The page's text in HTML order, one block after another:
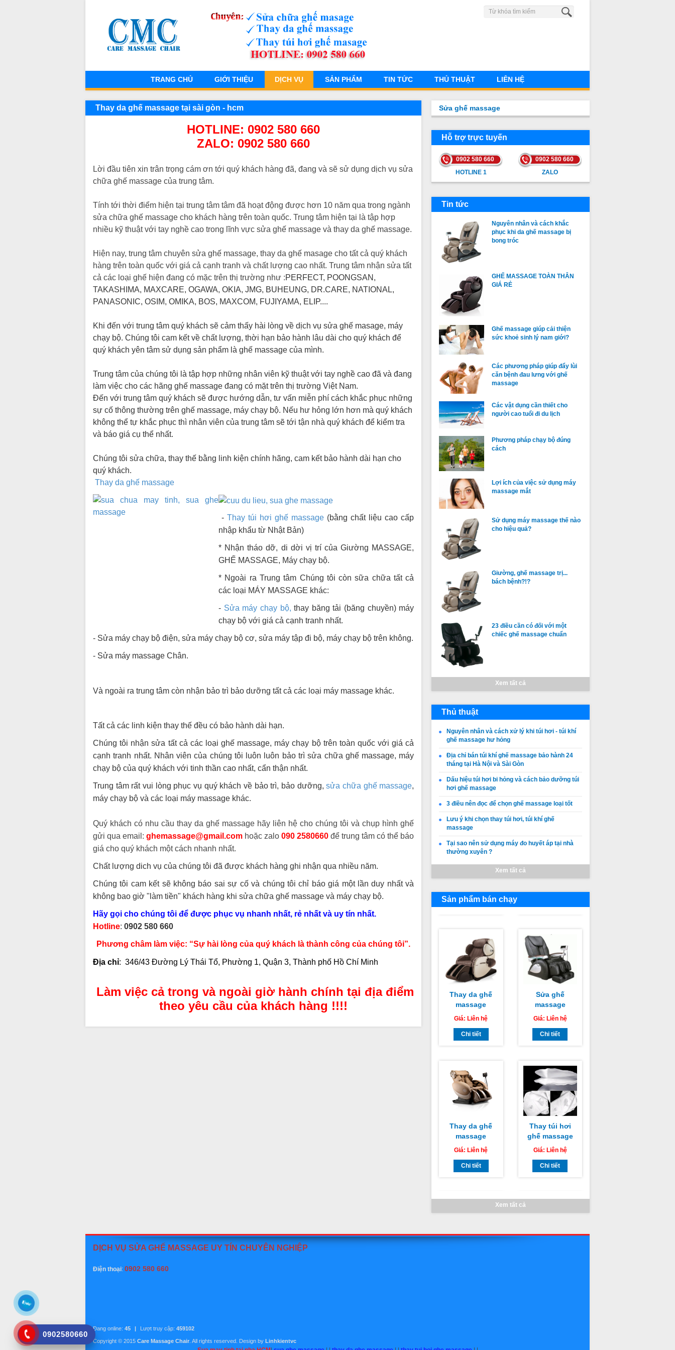
TRANG CHỦ GIỚI THIỆU DỊCH VỤ SẢN PHẨM TIN TỨC THỦ THUẬT LIÊN HỆ
Thay da ghế massage tại sài gòn - hcm
HOTLINE: 0902 580 660
ZALO: 0902 580 660
Lời đầu tiên xin trân trọng cám ơn tới quý khách hàng đã, đang và sẽ sử dụng dịch vụ sửa
chữa ghế massage của trung tâm.
Tính tới thời điểm hiện tại trung tâm tâm đã hoạt động được hơn 10 năm qua trong ngành
sửa chữa ghế massage cho khách hàng trên toàn quốc. Trung tâm hiện tại là tập hợp
nhiều kỹ thuật với tay nghề cao trong lĩnh vực sửa ghế massage và thay da ghế massage.
Hiện nay, trung tâm chuyên sửa ghế massage, thay da ghế masage cho tất cả quý khách
hàng trên toàn quốc với giá cả cạnh tranh và chất lượng cao nhất. Trung tâm nhận sửa tất
cả các loại ghế hiện đang có mặc trên thị trường như :PERFECT, POONGSAN,
TAKASHIMA, MAXCARE, OGAWA, OKIA, JMG, BUHEUNG, DR.CARE, NATIONAL,
PANASONIC, OSIM, OMIKA, BOS, MAXCOM, FUJIYAMA, ELIP....
Khi đến với trung tâm quý khách sẽ cảm thấy hài lòng về dịch vụ sửa ghế masage, máy
chạy bộ. Chúng tôi cam kết về chất lượng, thời hạn bảo hành lâu dài cho quý khách để
quý khách yên tâm sử dụng sản phẩm là ghế massage của mình.
Trung tâm của chúng tôi là tập hợp những nhân viên kỹ thuật với tay nghề cao đã và đang
làm việc cho các hãng ghế massage đang có mặt trên thị trường Việt Nam.
Đến với trung tâm quý khách sẽ được hướng dẫn, tư vấn miễn phí cách khắc phục những
sự cố thông thường trên ghế massage, máy chạy bộ. Nếu hư hỏng lớn hơn mà quý khách
không thể tự khắc phục thì nhân viên của trung tâm sẽ tới tận nhà quý khách để kiểm tra
và báo giá cụ thể nhất.
Chúng tôi sửa chữa, thay thế bằng linh kiện chính hãng, cam kết bảo hành dài hạn cho
quý khách.
Thay da ghế massage
-Thay túi hơi ghế massage (bằng chất liệu cao cấp
nhập khẩu từ Nhật Bản)
* Nhận tháo dỡ, di dời vị trí của Giường MASSAGE,
GHẾ MASSAGE, Máy chạy bộ.
* Ngoài ra Trung tâm Chúng tôi còn sữa chữa tất cả
các loại MÁY MASSAGE khác:
- Sửa máy chạy bộ, thay băng tải (băng chuyền) máy
chạy bộ với giá cả cạnh tranh nhất.
- Sửa máy chạy bộ điện, sửa máy chạy bộ cơ, sửa máy tập đi bộ, máy chạy bộ trên không.
- Sửa máy massage Chân.
Và ngoài ra trung tâm còn nhận bảo trì bảo dưỡng tất cả các loại máy massage khác.
Tất cả các linh kiện thay thế đều có bảo hành dài hạn.
Chúng tôi nhận sửa tất cả các loại ghế massage, máy chạy bộ trên toàn quốc với giá cả
cạnh tranh nhất. Nhân viên của chúng tôi luôn luôn bảo trì sửa chữa ghế massage, máy
chạy bộ của quý khách với tinh thần cao nhất, cẩn thận nhất.
Trung tâm rất vui lòng phục vụ quý khách về bảo trì, bảo dưỡng,sửa chữa ghế massage,
máy chạy bộ và các loại máy massage khác.
Quý khách có nhu cầu thay da ghế massage hãy liên hệ cho chúng tôi và chụp hình ghế
gửi qua email:ghemassage@gmail.com hoặc zalo090 2580660 để trung tâm có thể báo
giá cho quý khách một cách nhanh nhất.
Chất lượng dich vụ của chúng tôi đã được khách hàng ghi nhận qua nhiều năm.
Chúng tôi cam kết sẽ không báo sai sự cố và chúng tôi chỉ báo giá một lần duy nhất và
không bao giờ "làm tiền" khách hàng khi sửa chữa ghế massage và máy chạy bộ.
Hãy gọi cho chúng tôi để được phục vụ nhanh nhất, rẻ nhất và uy tín nhất.
Hotline: 0902 580 660
Phương châm làm việc: “Sự hài lòng của quý khách là thành công của chúng tôi”.
Địa chỉ: 346/43 Đường Lý Thái Tổ, Phường 1, Quận 3, Thành phố Hồ Chí Minh
Làm việc cả trong và ngoài giờ hành chính tại địa điểm
theo yêu cầu của khách hàng !!!!
Sửa ghế massage
Hỗ trợ trực tuyến
0902 580 660
HOTLINE 1
HOTLINE 1
0902 580 660
ZALO
ZALO
Tin tức
Nguyên nhân và cách khắc
phục khi da ghế massage bị
bong tróc
GHẾ MASSAGE TOÀN THÂN
GIÁ RẺ
Ghế massage giúp cải thiện
sức khoẻ sinh lý nam giới?
Các phương pháp giúp đẩy lùi
căn bệnh đau lưng với ghế
massage
Các vật dụng cần thiết cho
người cao tuổi đi du lịch
Phương pháp chạy bộ đúng
cách
Lợi ích của việc sử dụng máy
massage mắt
Sử dụng máy massage thế nào
cho hiệu quả?
Giường, ghế massage trị...
bách bệnh?!?
23 điều cần có đối với một
chiếc ghế massage chuẩn
Xem tất cả
Thủ thuật
Nguyên nhân và cách xử lý khi túi hơi - túi khí
ghế massage hư hỏng
Địa chỉ bán túi khí ghế massage bảo hành 24
tháng tại Hà Nội và Sài Gòn
Dấu hiệu túi hơi bi hỏng và cách bảo dưỡng túi
hơi ghế massage
3 điều nên đọc để chọn ghế massage loại tốt
Lưu ý khi chọn thay túi hơi, túi khí ghế
massage
Tại sao nên sử dụng máy đo huyết áp tại nhà
thường xuyên ?
Xem tất cả
Sản phẩm bán chạy
Thay da thay
túi khí ghế
Giá:Liên hệ
Chi tiết
massage
lượng tốt nhất
Giá:Liên hệ
Chi tiết
massage
SHIKA Sài Gòn
- thành phố Hồ
Chí Minh
Liên hệ
Sửa ghế
massage
TAMAKA
CHUYÊN
NGHIỆP TẠI HỒ
CHÍ MINH, HÀ
Liên hệ
massage
TAMAKA tại hồ
chí minh
Liên hệ
Thay túi hơi
ghế massage
OMAKING
Liên hệ
Xem tất cả
0902580660
DỊCH VỤ SỬA GHẾ MASSAGE UY TÍN CHUYÊN NGHIỆP
Điện thoại: 0902 580 660
Đang online: 45 Lượt truy cập: 459102
Copyright © 2015 Care Massage Chair . All rights reserved. Design by Linhkientvc